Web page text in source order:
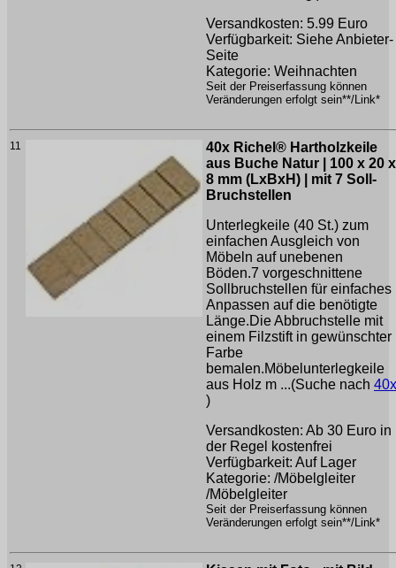
Versandkosten: 5.99 Euro
Verfügbarkeit: Siehe Anbieter-
Seite
Kategorie: Weihnachten
Seit der Preiserfassung können
Veränderungen erfolgt sein**/Link*
11
40x Richel® Hartholzkeile
aus Buche Natur | 100 x 20 x
8 mm (LxBxH) | mit 7 Soll-
Bruchstellen
Unterlegkeile (40 St.) zum
einfachen Ausgleich von
Möbeln auf unebenen
Böden.7 vorgeschnittene
Sollbruchstellen für einfaches
Anpassen auf die benötigte
Länge.Die Abbruchstelle mit
einem Filzstift in gewünschter
Farbe
bemalen.Möbelunterlegkeile
aus Holz m ...(Suche nach 40x
)
Versandkosten: Ab 30 Euro in
der Regel kostenfrei
Verfügbarkeit: Auf Lager
Kategorie: /Möbelgleiter
/Möbelgleiter
Seit der Preiserfassung können
Veränderungen erfolgt sein**/Link*